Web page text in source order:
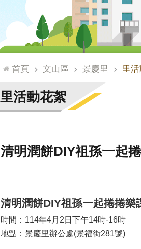
::: 首頁 文山區 景慶里 里
里活動花絮
清明潤餅DIY祖孫一起
清明潤餅DIY祖孫一起捲捲樂
時間：114年4月2日下午14時-16時
地點：景慶里辦公處(景福街281號)